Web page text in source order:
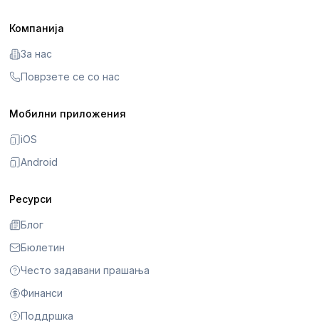
Компанија
За нас
Поврзете се со нас
Мобилни приложения
iOS
Android
Ресурси
Блог
Бюлетин
Често задавани прашања
Финанси
Поддршка